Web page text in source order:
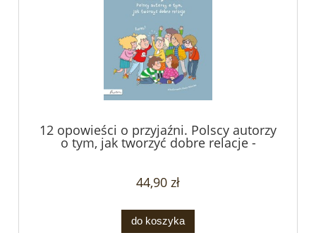
12 opowieści o przyjaźni. Polscy autorzy
o tym, jak tworzyć dobre relacje -
opracowanie zbiorowe
44,90 zł
do koszyka